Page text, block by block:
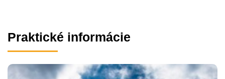
Praktické informácie